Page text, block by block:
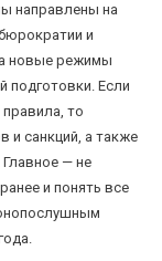
направлены на
и
новые режимы
подготовки. Если
то
и санкций, а также
— не
и понять все